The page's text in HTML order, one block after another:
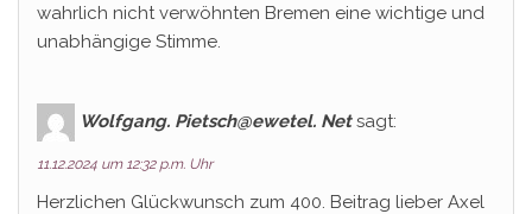
wahrlich nicht verwöhnten Bremen eine wichtige und
unabhängige Stimme.
Wolfgang. Pietsch@ewetel. Net sagt:
11.12.2024 um 12:32 p.m. Uhr
Herzlichen Glückwunsch zum 400. Beitrag lieber Axel